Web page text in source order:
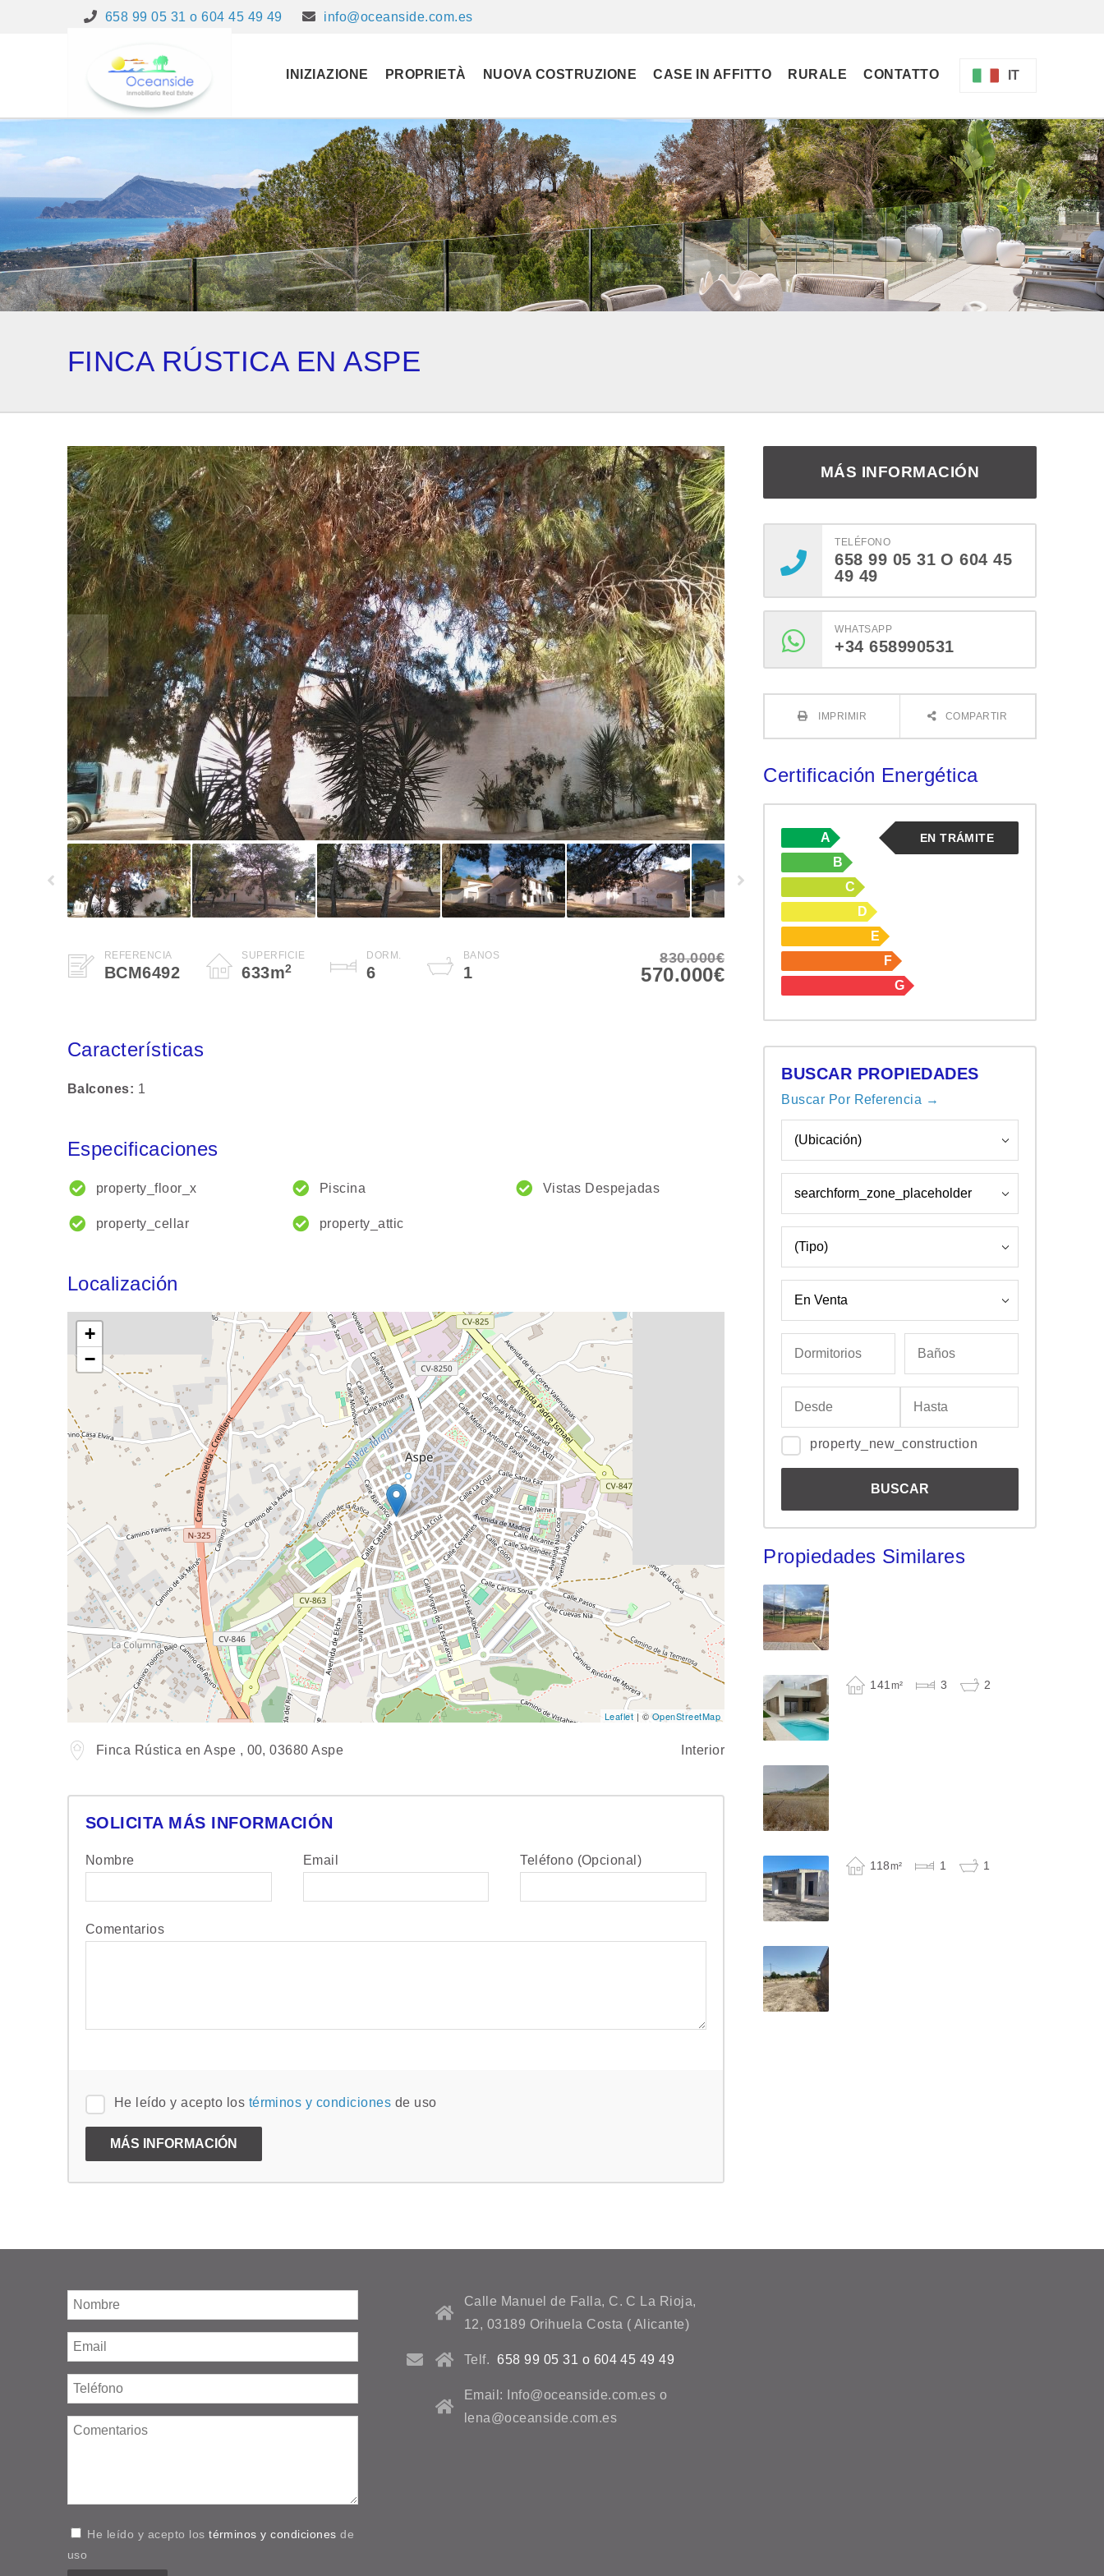
658 99 05 31 o 604 45 49 49 info@oceanside.com.es
IT
INIZIAZIONE PROPRIETÀ NUOVA COSTRUZIONE CASE IN AFFITTO RURALE CONTATTO
FINCA RÚSTICA EN ASPE
830.000€
570.000€
REFERENCIA
BCM6492
SUPERFICIE
633m2
DORM.
6
BAÑOS
1
Características
Balcones 1
Especificaciones
property_floor_x Piscina Vistas Despejadas
property_cellar property_attic
Localización
+
−
Leaflet | ©OpenStreetMap
Finca Rústica en Aspe , 00, 03680 Aspe Interior
SOLICITA MÁS INFORMACIÓN
Nombre Email Teléfono (Opcional)
Comentarios
He leído y acepto los términos y condiciones de uso
MÁS INFORMACIÓN
TELÉFONO
658 99 05 31 O 604 45
49 49
WHATSAPP
+34 658990531
IMPRIMIR COMPARTIR
Certificación Energética
EN TRÁMITE
A
B
C
D
E
F
G
BUSCAR PROPIEDADES
Buscar Por Referencia →
property_new_construction
Propiedades Similares
141m² 3 2
118m² 1 1
He leído y acepto lostérminos y condiciones de
uso
Calle Manuel de Falla, C. C La Rioja,
12, 03189 Orihuela Costa ( Alicante)
Telf. 658 99 05 31 o 604 45 49 49
Email: Info@oceanside.com.es o
lena@oceanside.com.es